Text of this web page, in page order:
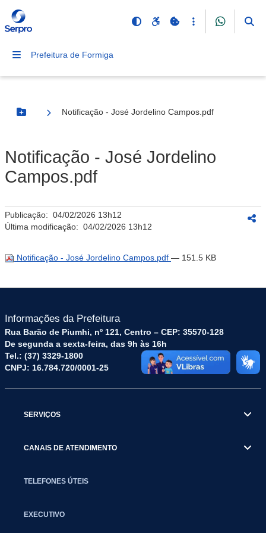
Prefeitura de Formiga
Botão Menu
Notificação - José Jordelino Campos.pdf
Notificação - José Jordelino
Campos.pdf
Publicação: 04/02/2026 13h12
Última modificação: 04/02/2026 13h12
Notificação - José Jordelino Campos.pdf — 151.5 KB
Informações da Prefeitura
Rua Barão de Piumhi, nº 121, Centro – CEP: 35570-128
De segunda a sexta-feira, das 9h às 16h
Tel.: (37) 3329-1800
CNPJ: 16.784.720/0001-25
SERVIÇOS
CANAIS DE ATENDIMENTO
TELEFONES ÚTEIS
EXECUTIVO